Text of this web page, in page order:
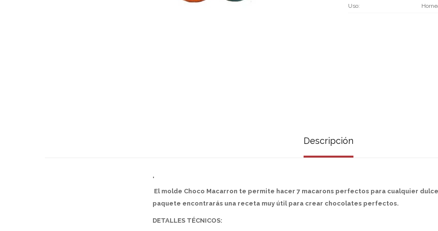
Uso
Descripción
"
El molde Choco Macarron te permite hacer 7 macarons perfectos para cualquier
paquete encontrarás una receta muy útil para crear chocolates perfectos.
DETALLES TÉCNICOS: